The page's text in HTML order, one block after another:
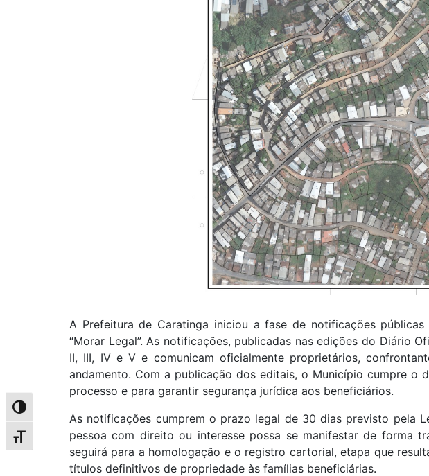
Alternar alto contraste
Alternar tamanho da fonte
A Prefeitura de Caratinga iniciou a fase de notificações
“Morar Legal”. As notificações, publicadas nas edições do Diário
II, III, IV e V e comunicam oficialmente proprietários,
andamento. Com a publicação dos editais, o Município cumpre o
processo e para garantir segurança jurídica aos beneficiários.
As notificações cumprem o prazo legal de 30 dias previsto pela
pessoa com direito ou interesse possa se manifestar de forma
seguirá para a homologação e o registro cartorial, etapa que
títulos definitivos de propriedade às famílias beneficiárias.